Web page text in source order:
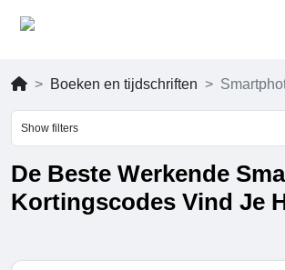
Boeken en tijdschriften
Show filters
De Beste Werkende
Kortingscodes Vind Je